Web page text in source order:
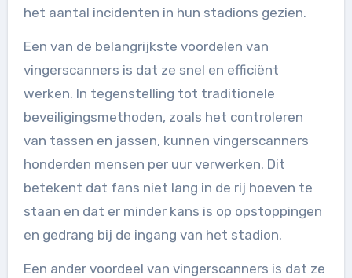
het aantal incidenten in hun stadions gezien.
Een van de belangrijkste voordelen van
vingerscanners is dat ze snel en efficiënt
werken. In tegenstelling tot traditionele
beveiligingsmethoden, zoals het controleren
van tassen en jassen, kunnen vingerscanners
honderden mensen per uur verwerken. Dit
betekent dat fans niet lang in de rij hoeven te
staan en dat er minder kans is op opstoppingen
en gedrang bij de ingang van het stadion.
Een ander voordeel van vingerscanners is dat ze